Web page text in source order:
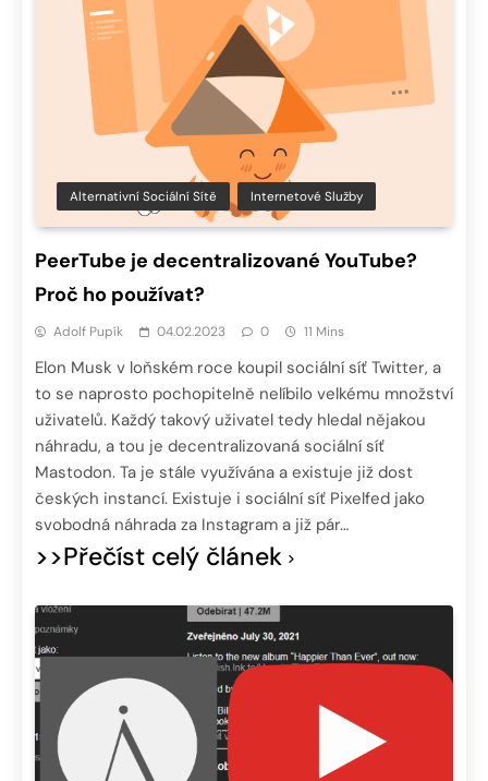
Alternativní Sociální Sítě Internetové Služby
PeerTube je decentralizované YouTube?
Proč ho používat?
Adolf Pupík 04.02.2023 0 11 Mins
Elon Musk v loňském roce koupil sociální síť Twitter, a
to se naprosto pochopitelně nelíbilo velkému množství
uživatelů. Každý takový uživatel tedy hledal nějakou
náhradu, a tou je decentralizovaná sociální síť
Mastodon. Ta je stále využívána a existuje již dost
českých instancí. Existuje i sociální síť Pixelfed jako
svobodná náhrada za Instagram a již pár…
>>Přečíst celý článek